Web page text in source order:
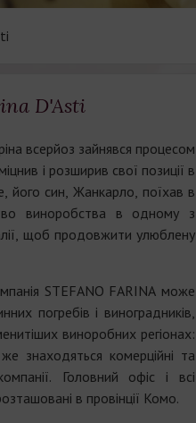
D'Asti
всерйоз зайнявся процесом
і розширив свої позиції в
його син, Жанкарло, поїхав в
виноробства в одному з
щоб продовжити улюблену
STEFANO FARINA може
погребів і виноградників,
виноробних регіонах:
знаходяться комерційні та
Головний офіс і всі
в провінції Комо.